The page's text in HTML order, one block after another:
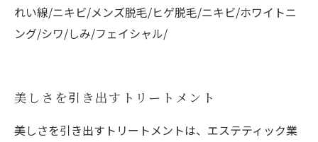
れい線/ニキビ/メンズ脱毛/ヒゲ脱毛/ニキビ/ホワイトニ
ング/シワ/しみ/フェイシャル/
美しさを引き出すトリートメント
美しさを引き出すトリートメントは、エステティック業